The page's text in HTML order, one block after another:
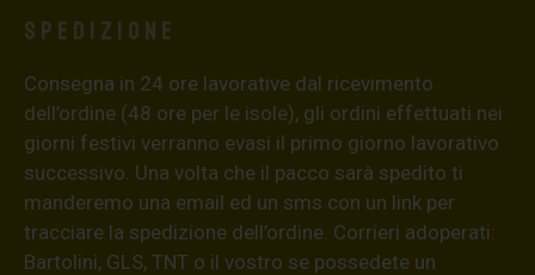
Spedizione
Consegna in 24 ore lavorative dal ricevimento
dell’ordine (48 ore per le isole), gli ordini effettuati nei
giorni festivi verranno evasi il primo giorno lavorativo
successivo. Una volta che il pacco sarà spedito ti
manderemo una email ed un sms con un link per
tracciare la spedizione dell’ordine. Corrieri adoperati:
Bartolini, GLS, TNT o il vostro se possedete un